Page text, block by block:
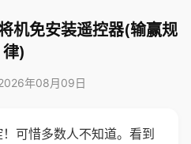
机免安装遥控器(输赢规
律)
年08月09日
可惜多数人不知道。看到